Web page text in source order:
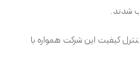
کیفیت این شرکت همواره با